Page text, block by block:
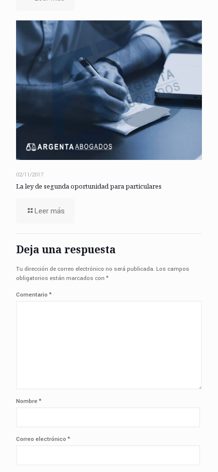
02/11/2017
La ley de segunda oportunidad para particulares
Leer más
Deja una respuesta
Tu dirección de correo electrónico no será publicada. Los campos
obligatorios están marcados con *
Comentario *
Nombre *
Correo electrónico *